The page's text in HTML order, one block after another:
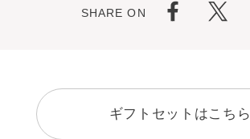
SHARE ON
ギフトセットはこちら